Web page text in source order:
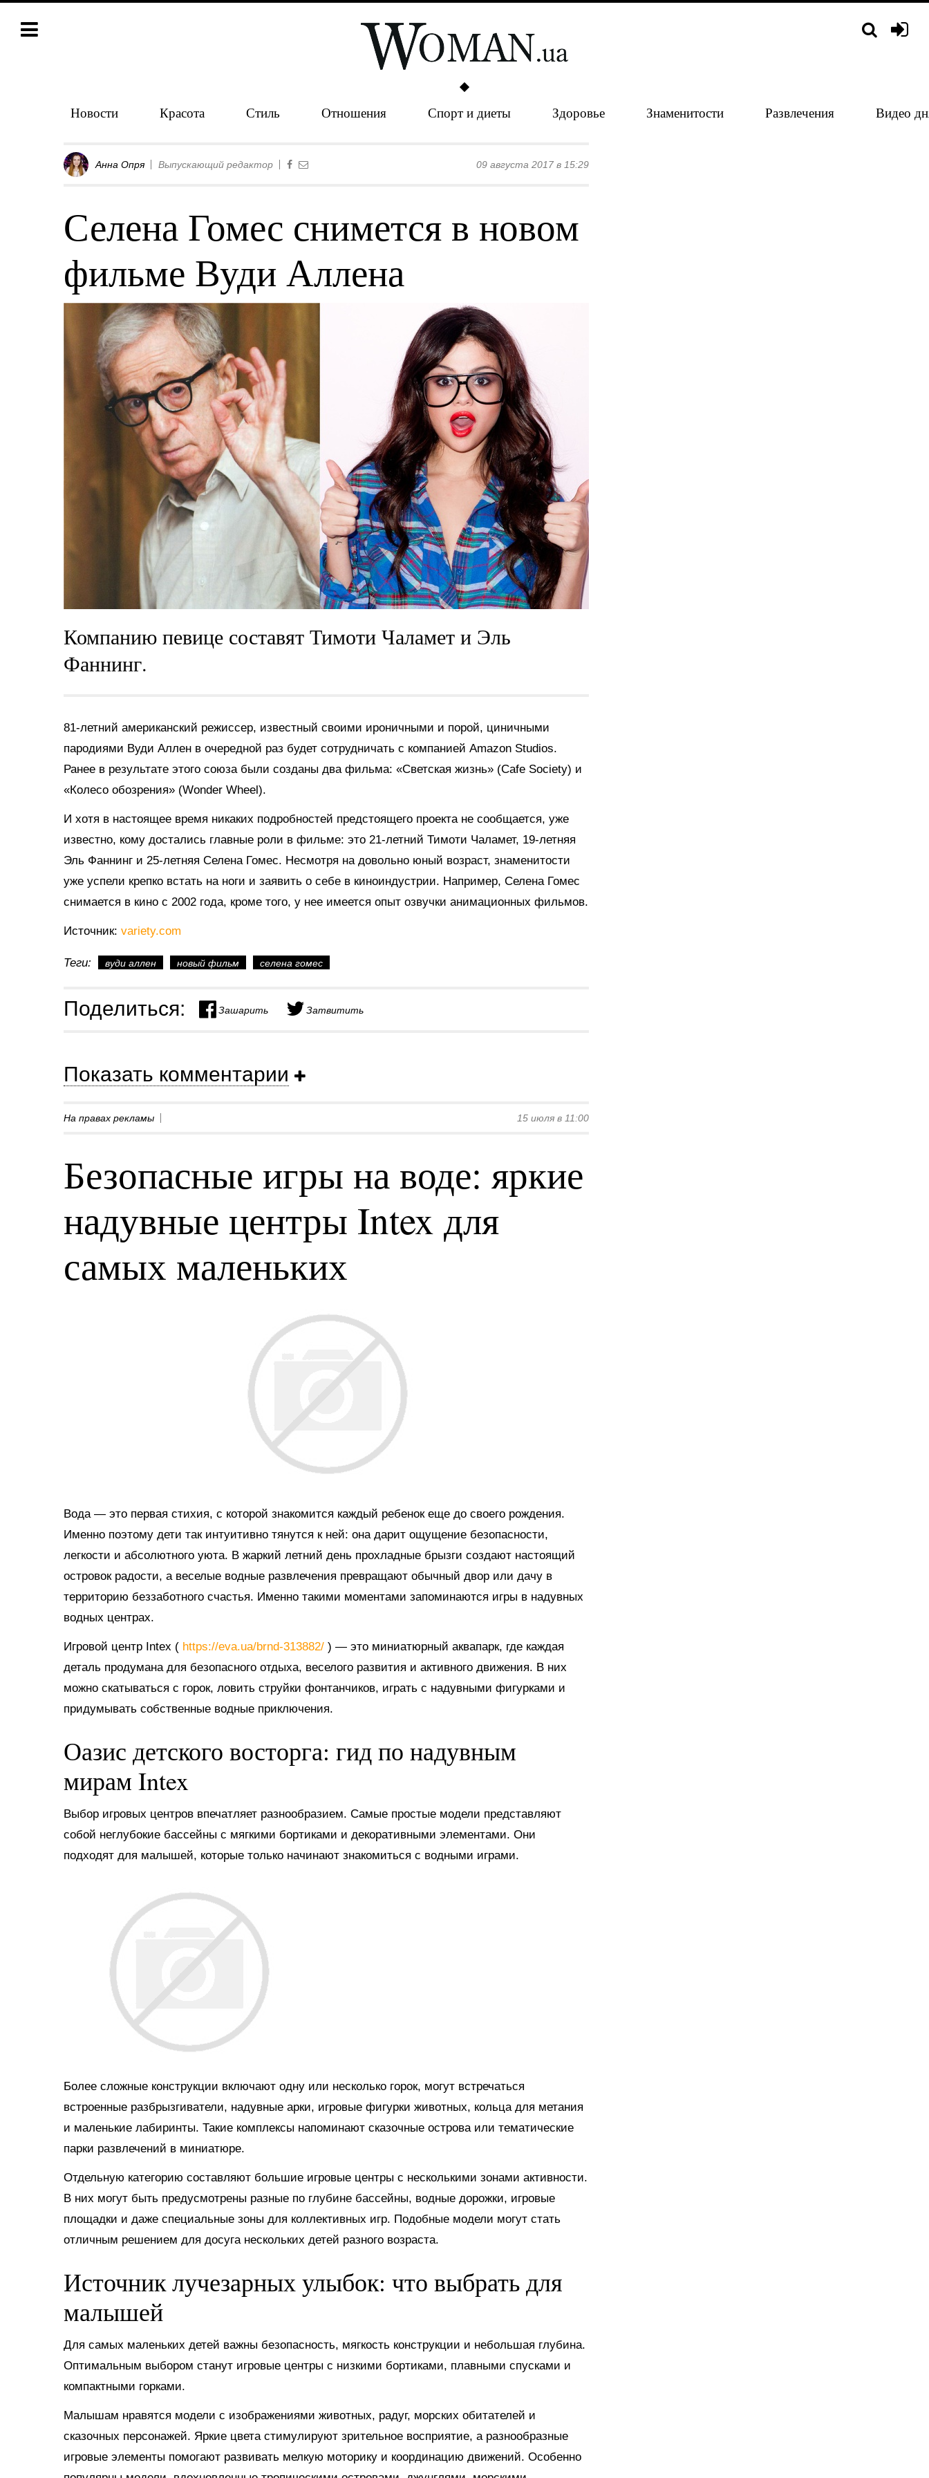
Новости Красота Стиль Отношения Спорт и диеты Здоровье Знаменитости Развлечения Видео
Анна Опря Выпускающий редактор 09 августа 2017 в 15:29
Селена Гомес снимется в новом
фильме Вуди Аллена
Компанию певице составят Тимоти Чаламет и Эль
Фаннинг.
81-летний американский режиссер, известный своими ироничными и порой, циничными
пародиями Вуди Аллен в очередной раз будет сотрудничать с компанией Amazon Studios.
Ранее в результате этого союза были созданы два фильма: «Светская жизнь» (Cafe Society) и
«Колесо обозрения» (Wonder Wheel).
И хотя в настоящее время никаких подробностей предстоящего проекта не сообщается, уже
известно, кому достались главные роли в фильме: это 21-летний Тимоти Чаламет, 19-летняя
Эль Фаннинг и 25-летняя Селена Гомес. Несмотря на довольно юный возраст, знаменитости
уже успели крепко встать на ноги и заявить о себе в киноиндустрии. Например, Селена Гомес
снимается в кино с 2002 года, кроме того, у нее имеется опыт озвучки анимационных фильмов.
Источник: variety.com
Теги: вуди аллен новый фильм селена гомес
Поделиться: Зашарить Затвитить
Показать комментарии
На правах рекламы 15 июля в 11:00
Безопасные игры на воде: яркие
надувные центры Intex для
самых маленьких
Вода — это первая стихия, с которой знакомится каждый ребенок еще до своего рождения.
Именно поэтому дети так интуитивно тянутся к ней: она дарит ощущение безопасности,
легкости и абсолютного уюта. В жаркий летний день прохладные брызги создают настоящий
островок радости, а веселые водные развлечения превращают обычный двор или дачу в
территорию беззаботного счастья. Именно такими моментами запоминаются игры в надувных
водных центрах.
Игровой центр Intex ( https://eva.ua/brnd-313882/ ) — это миниатюрный аквапарк, где каждая
деталь продумана для безопасного отдыха, веселого развития и активного движения. В них
можно скатываться с горок, ловить струйки фонтанчиков, играть с надувными фигурками и
придумывать собственные водные приключения.
Оазис детского восторга: гид по надувным
мирам Intex
Выбор игровых центров впечатляет разнообразием. Самые простые модели представляют
собой неглубокие бассейны с мягкими бортиками и декоративными элементами. Они
подходят для малышей, которые только начинают знакомиться с водными играми.
Более сложные конструкции включают одну или несколько горок, могут встречаться
встроенные разбрызгиватели, надувные арки, игровые фигурки животных, кольца для метания
и маленькие лабиринты. Такие комплексы напоминают сказочные острова или тематические
парки развлечений в миниатюре.
Отдельную категорию составляют большие игровые центры с несколькими зонами активности.
В них могут быть предусмотрены разные по глубине бассейны, водные дорожки, игровые
площадки и даже специальные зоны для коллективных игр. Подобные модели могут стать
отличным решением для досуга нескольких детей разного возраста.
Источник лучезарных улыбок: что выбрать для
малышей
Для самых маленьких детей важны безопасность, мягкость конструкции и небольшая глубина.
Оптимальным выбором станут игровые центры с низкими бортиками, плавными спусками и
компактными горками.
Малышам нравятся модели с изображениями животных, радуг, морских обитателей и
сказочных персонажей. Яркие цвета стимулируют зрительное восприятие, а разнообразные
игровые элементы помогают развивать мелкую моторику и координацию движений. Особенно